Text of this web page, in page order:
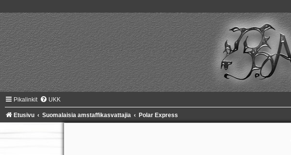
Pikalinkit UKK
Etusivu Suomalaisia amstaffikasvattajia Polar Express